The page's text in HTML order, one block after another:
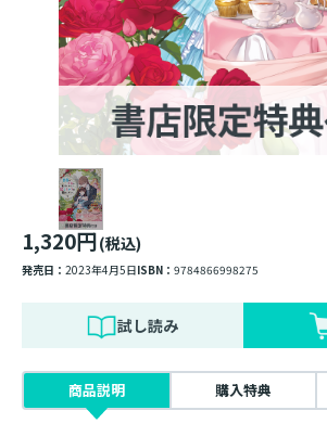
1,320円(税込)
発売日： 2023年4月5日ISBN： 9784866998275
試し読み
商品説明 購入特典